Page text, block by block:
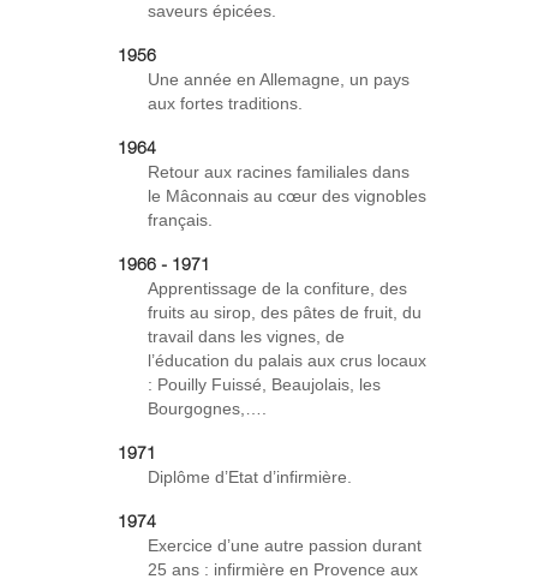
saveurs épicées.
1956
Une année en Allemagne, un pays
aux fortes traditions.
1964
Retour aux racines familiales dans
le Mâconnais au cœur des vignobles
français.
1966 - 1971
Apprentissage de la confiture, des
fruits au sirop, des pâtes de fruit, du
travail dans les vignes, de
l’éducation du palais aux crus locaux
: Pouilly Fuissé, Beaujolais, les
Bourgognes,….
1971
Diplôme d’Etat d’infirmière.
1974
Exercice d’une autre passion durant
25 ans : infirmière en Provence aux